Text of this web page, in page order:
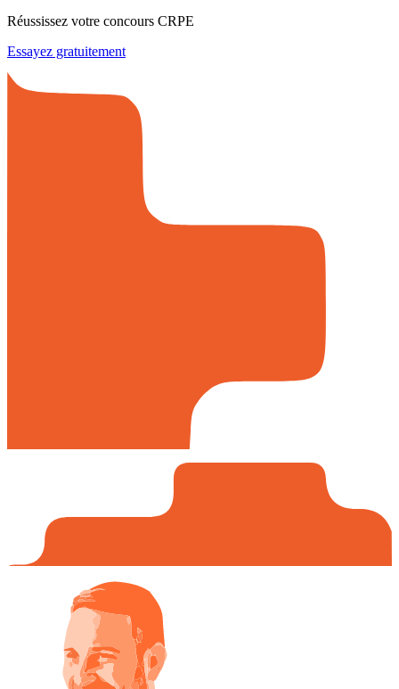
Réussissez votre concours CRPE
Essayez gratuitement